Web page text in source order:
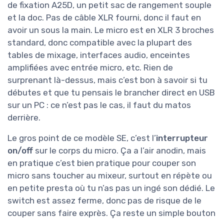
de fixation A25D, un petit sac de rangement souple
et la doc. Pas de câble XLR fourni, donc il faut en
avoir un sous la main. Le micro est en XLR 3 broches
standard, donc compatible avec la plupart des
tables de mixage, interfaces audio, enceintes
amplifiées avec entrée micro, etc. Rien de
surprenant là-dessus, mais c’est bon à savoir si tu
débutes et que tu pensais le brancher direct en USB
sur un PC : ce n’est pas le cas, il faut du matos
derrière.
Le gros point de ce modèle SE, c’est l’interrupteur
on/off sur le corps du micro. Ça a l’air anodin, mais
en pratique c’est bien pratique pour couper son
micro sans toucher au mixeur, surtout en répète ou
en petite presta où tu n’as pas un ingé son dédié. Le
switch est assez ferme, donc pas de risque de le
couper sans faire exprès. Ça reste un simple bouton